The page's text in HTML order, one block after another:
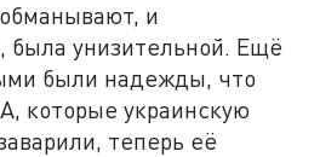
и
была унизительной. Ещё
были надежды, что
которые украинскую
теперь её